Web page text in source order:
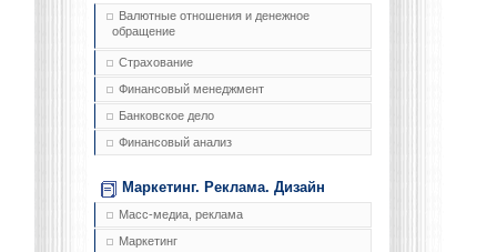
Валютные отношения и денежное
обращение
Страхование
Финансовый менеджмент
Банковское дело
Финансовый анализ
Маркетинг. Реклама. Дизайн
Масс-медиа, реклама
Маркетинг